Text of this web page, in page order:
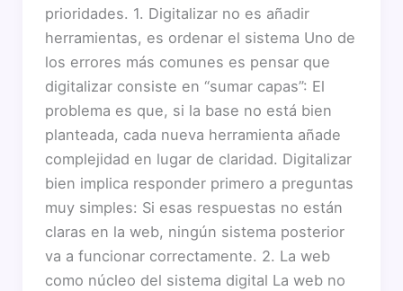
prioridades. 1. Digitalizar no es añadir
herramientas, es ordenar el sistema Uno de
los errores más comunes es pensar que
digitalizar consiste en “sumar capas”: El
problema es que, si la base no está bien
planteada, cada nueva herramienta añade
complejidad en lugar de claridad. Digitalizar
bien implica responder primero a preguntas
muy simples: Si esas respuestas no están
claras en la web, ningún sistema posterior
va a funcionar correctamente. 2. La web
como núcleo del sistema digital La web no